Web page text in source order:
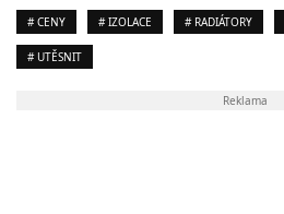
# CENY # IZOLACE # RADIÁTORY
# UTĚSNIT
Reklama